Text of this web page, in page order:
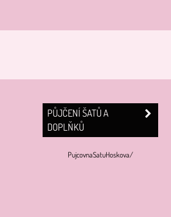
PŮJČENÍ ŠATŮ A
DOPLŇKŮ
PujcovnaSatuHoskova/